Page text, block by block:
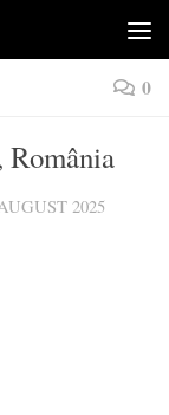
0
2025